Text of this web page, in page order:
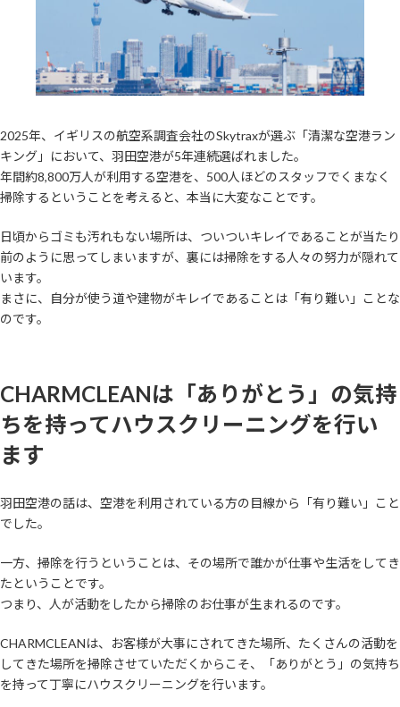
2025年、イギリスの航空系調査会社のSkytraxが選ぶ「清潔な空港ラン
キング」において、羽田空港が5年連続選ばれました。
年間約8,800万人が利用する空港を、500人ほどのスタッフでくまなく
掃除するということを考えると、本当に大変なことです。
日頃からゴミも汚れもない場所は、ついついキレイであることが当たり
前のように思ってしまいますが、裏には掃除をする人々の努力が隠れて
います。
まさに、自分が使う道や建物がキレイであることは「有り難い」ことな
のです。
CHARMCLEANは「ありがとう」の気持
ちを持ってハウスクリーニングを行い
ます
羽田空港の話は、空港を利用されている方の目線から「有り難い」こと
でした。
一方、掃除を行うということは、その場所で誰かが仕事や生活をしてき
たということです。
つまり、人が活動をしたから掃除のお仕事が生まれるのです。
CHARMCLEANは、お客様が大事にされてきた場所、たくさんの活動を
してきた場所を掃除させていただくからこそ、「ありがとう」の気持ち
を持って丁寧にハウスクリーニングを行います。